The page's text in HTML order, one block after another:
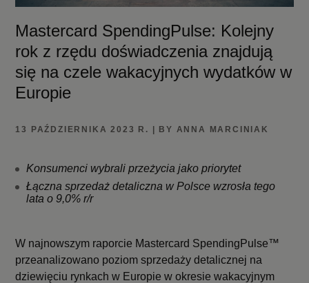
Mastercard SpendingPulse: Kolejny
rok z rzędu doświadczenia znajdują
się na czele wakacyjnych wydatków w
Europie
13 PAŹDZIERNIKA 2023 R. | BY ANNA MARCINIAK
Konsumenci wybrali przeżycia jako priorytet
Łączna sprzedaż detaliczna w Polsce wzrosła tego
lata o 9,0% r/r
W najnowszym raporcie Mastercard SpendingPulse™
przeanalizowano poziom sprzedaży detalicznej na
dziewięciu rynkach w Europie w okresie wakacyjnym